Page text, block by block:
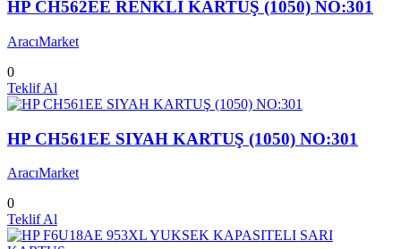
HP CH562EE RENKLI KARTUŞ (1050) NO:301
AracıMarket
0
Teklif Al
HP CH561EE SIYAH KARTUŞ (1050) NO:301
AracıMarket
0
Teklif Al